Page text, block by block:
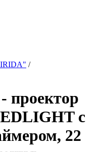
/
проектор
с
22